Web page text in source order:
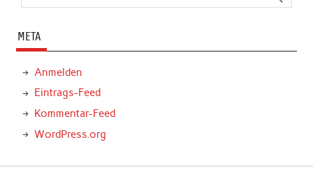
META
Anmelden
Eintrags-Feed
Kommentar-Feed
WordPress.org